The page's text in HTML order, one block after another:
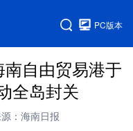
PC版本
自由贸易港于
全岛封关
：海南日报